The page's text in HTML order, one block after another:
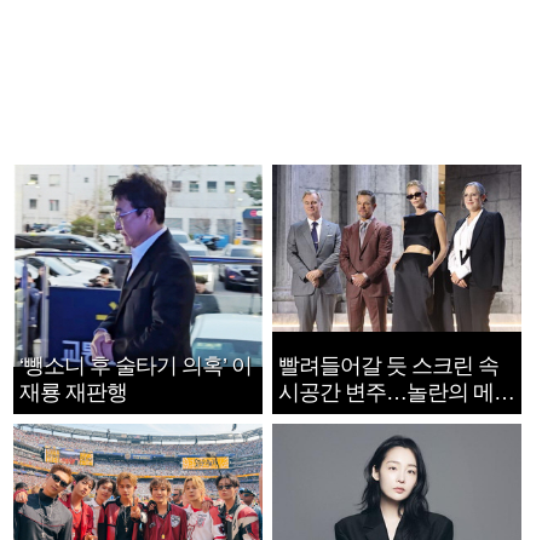
‘뺑소니 후 술타기 의혹’ 이
재룡 재판행
빨려들어갈 듯 스크린 속
시공간 변주…놀란의 메시
지는 ‘전쟁 속죄’